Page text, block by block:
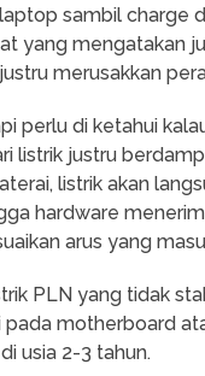
sambil
yang mengatakan
merusakkan
perlu di ketahui
listrik justru
listrik akan
hardware
arus yang
PLN yang tidak
motherboard
usia 2-3 tahun.